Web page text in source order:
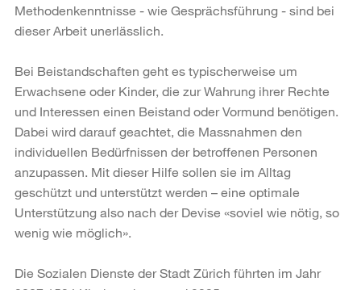
Methodenkenntnisse - wie Gesprächsführung - sind bei
dieser Arbeit unerlässlich.
Bei Beistandschaften geht es typischerweise um
Erwachsene oder Kinder, die zur Wahrung ihrer Rechte
und Interessen einen Beistand oder Vormund benötigen.
Dabei wird darauf geachtet, die Massnahmen den
individuellen Bedürfnissen der betroffenen Personen
anzupassen. Mit dieser Hilfe sollen sie im Alltag
geschützt und unterstützt werden – eine optimale
Unterstützung also nach der Devise «soviel wie nötig, so
wenig wie möglich».
Die Sozialen Dienste der Stadt Zürich führten im Jahr